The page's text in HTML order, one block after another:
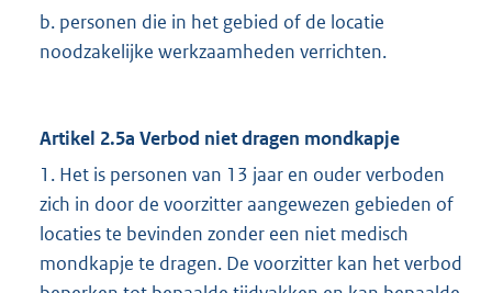
b. personen die in het gebied of de locatie
noodzakelijke werkzaamheden verrichten.
Artikel 2.5a Verbod niet dragen mondkapje
1. Het is personen van 13 jaar en ouder verboden
zich in door de voorzitter aangewezen gebieden of
locaties te bevinden zonder een niet medisch
mondkapje te dragen. De voorzitter kan het verbod